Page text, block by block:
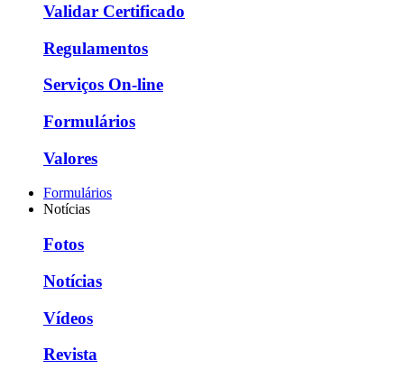
Validar Certificado
Regulamentos
Serviços On-line
Formulários
Valores
Formulários
Notícias
Fotos
Notícias
Vídeos
Revista